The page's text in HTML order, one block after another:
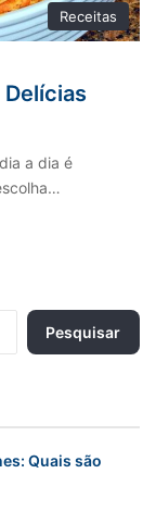
Receitas
a dia é
s Quais são